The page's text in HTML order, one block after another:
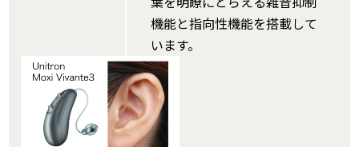
機能と指向性機能を搭載して
います。